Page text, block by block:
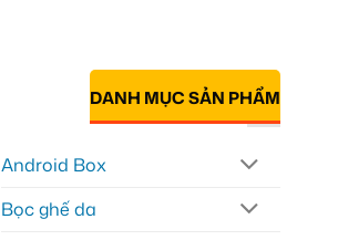
DANH MỤC SẢN PHẨM
Android Box
Bọc ghế da